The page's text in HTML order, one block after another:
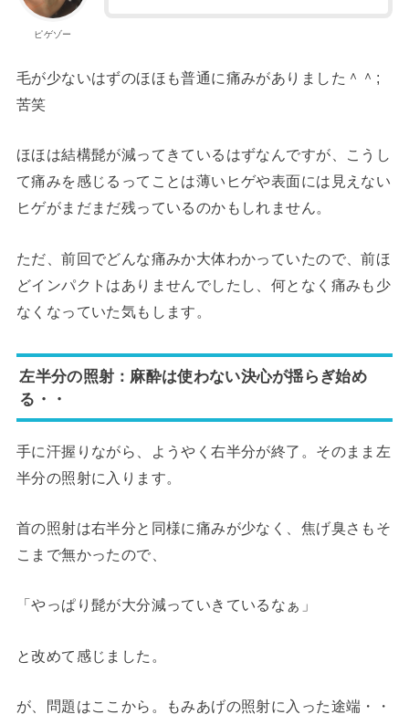
ピゲゾー
毛が少ないはずのほほも普通に痛みがありました＾＾;
苦笑
ほほは結構髭が減ってきているはずなんですが、こうし
て痛みを感じるってことは薄いヒゲや表面には見えない
ヒゲがまだまだ残っているのかもしれません。
ただ、前回でどんな痛みか大体わかっていたので、前ほ
どインパクトはありませんでしたし、何となく痛みも少
なくなっていた気もします。
左半分の照射：麻酔は使わない決心が揺らぎ始め
る・・
手に汗握りながら、ようやく右半分が終了。そのまま左
半分の照射に入ります。
首の照射は右半分と同様に痛みが少なく、焦げ臭さもそ
こまで無かったので、
「やっぱり髭が大分減っていきているなぁ」
と改めて感じました。
が、問題はここから。もみあげの照射に入った途端・・